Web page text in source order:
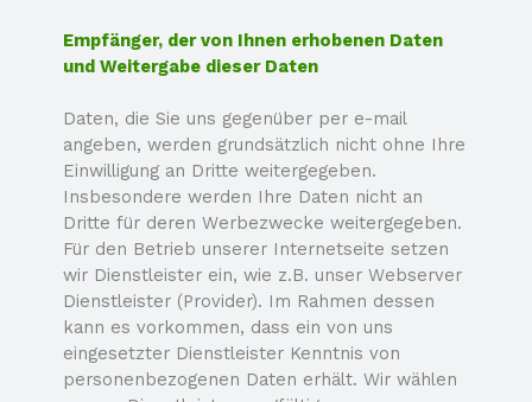
Empfänger, der von Ihnen erhobenen Daten
und Weitergabe dieser Daten
Daten, die Sie uns gegenüber per e-mail
angeben, werden grundsätzlich nicht ohne Ihre
Einwilligung an Dritte weitergegeben.
Insbesondere werden Ihre Daten nicht an
Dritte für deren Werbezwecke weitergegeben.
Für den Betrieb unserer Internetseite setzen
wir Dienstleister ein, wie z.B. unser Webserver
Dienstleister (Provider). Im Rahmen dessen
kann es vorkommen, dass ein von uns
eingesetzter Dienstleister Kenntnis von
personenbezogenen Daten erhält. Wir wählen